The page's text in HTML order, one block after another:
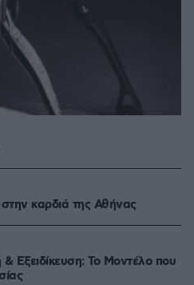
στην καρδιά της Αθήνας
Εξειδίκευση: Το Mοντέλο που